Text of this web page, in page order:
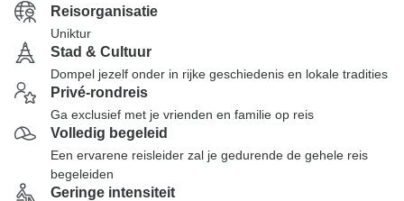
Reisorganisatie
Uniktur
Stad & Cultuur
Dompel jezelf onder in rijke geschiedenis en lokale tradities
Privé-rondreis
Ga exclusief met je vrienden en familie op reis
Volledig begeleid
Een ervarene reisleider zal je gedurende de gehele reis
begeleiden
Geringe intensiteit